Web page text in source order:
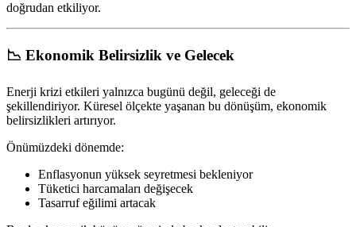
doğrudan etkiliyor.
📉 Ekonomik Belirsizlik ve Gelecek
Enerji krizi etkileri yalnızca bugünü değil, geleceği de
şekillendiriyor. Küresel ölçekte yaşanan bu dönüşüm, ekonomik
belirsizlikleri artırıyor.
Önümüzdeki dönemde:
Enflasyonun yüksek seyretmesi bekleniyor
Tüketici harcamaları değişecek
Tasarruf eğilimi artacak